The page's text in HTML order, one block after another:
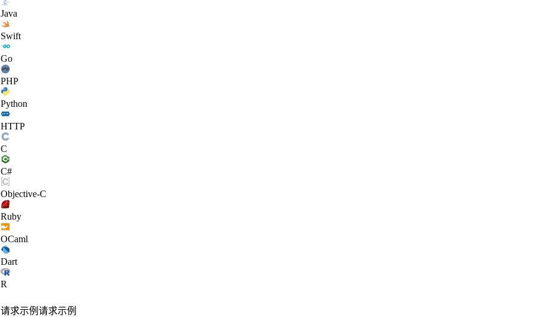
Java
Swift
Go
PHP
Python
HTTP
C
C#
Objective-C
Ruby
OCaml
Dart
R
请求示例 请求示例